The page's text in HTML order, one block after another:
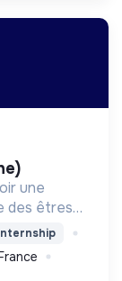
une
des êtres